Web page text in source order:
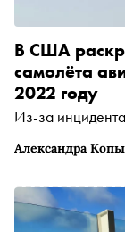
Александра
В США
самолёта
2022 году
Из-за